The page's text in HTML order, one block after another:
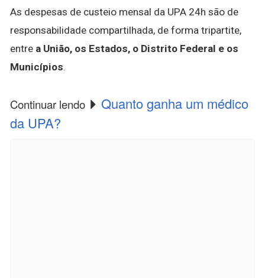
As despesas de custeio mensal da UPA 24h são de
responsabilidade compartilhada, de forma tripartite,
entre a União, os Estados, o Distrito Federal e os
Municípios.
Continuar lendo
Quanto ganha um médico
da UPA?